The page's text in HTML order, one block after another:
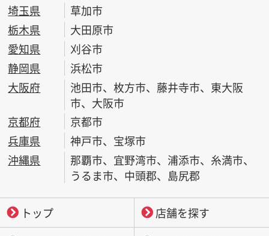
埼玉県
草加市
栃木県
大田原市
愛知県
刈谷市
静岡県
浜松市
大阪府
池田市、枚方市、藤井寺市、東大阪
市、大阪市
京都府
京都市
兵庫県
神戸市、宝塚市
沖縄県
那覇市、宜野湾市、浦添市、糸満市、
うるま市、中頭郡、島尻郡
トップ
店舗を探す